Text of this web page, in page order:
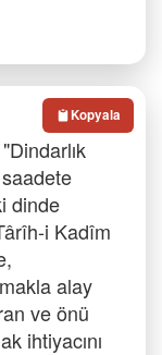
dinde
i Kadîm
alay
ve önü
ihtiyacını
Kopyala